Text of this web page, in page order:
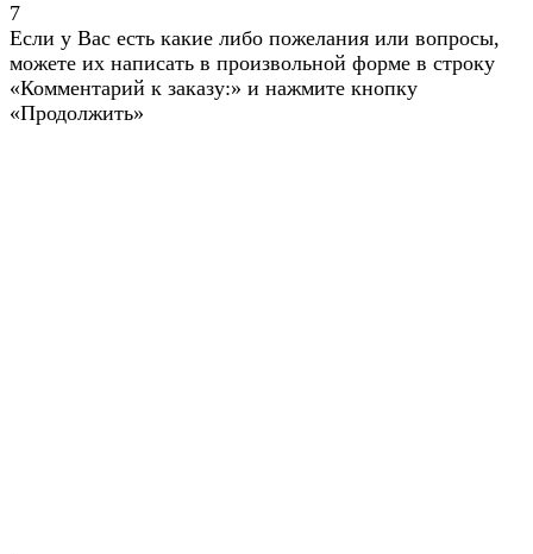
7
Если у Вас есть какие либо пожелания или вопросы,
можете их написать в произвольной форме в строку
«Комментарий к заказу:» и нажмите кнопку
«Продолжить»